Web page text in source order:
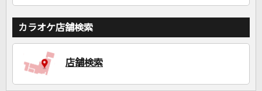
カラオケ店舗検索
店舗検索